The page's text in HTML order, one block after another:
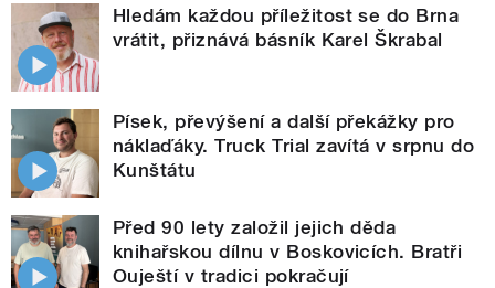
Hledám každou příležitost se do Brna
vrátit, přiznává básník Karel Škrabal
Písek, převýšení a další překážky pro
náklaďáky. Truck Trial zavítá v srpnu do
Kunštátu
Před 90 lety založil jejich děda
knihařskou dílnu v Boskovicích. Bratři
Ouještí v tradici pokračují